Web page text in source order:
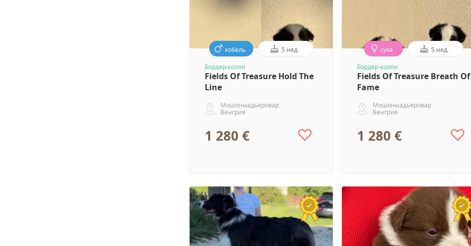
кобель 5 нед.
Бордер-колли
Fields Of Treasure Hold The
Line
Мошонмадьяровар
Венгрия
1 280 €
сука 5 нед.
Бордер-колли
Fields Of Treasure Breath Of
Fame
Мошонмадьяровар
Венгрия
1 280 €